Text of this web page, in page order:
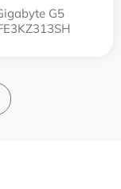
G5